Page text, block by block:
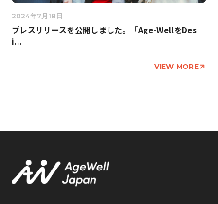
2024年7月18日
プレスリリースを公開しました。「Age-WellをDes
i...
VIEW MORE